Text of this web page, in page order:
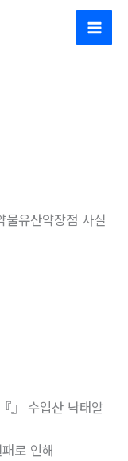
Main
물유산약장점 사실
』 수입산 낙­태알
로 인해